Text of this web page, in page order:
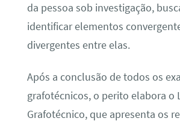
da pessoa sob investigação,
identificar elementos
divergentes entre elas.
Após a conclusão de todos os
grafotécnicos, o perito elabora o
Grafotécnico, que apresenta os